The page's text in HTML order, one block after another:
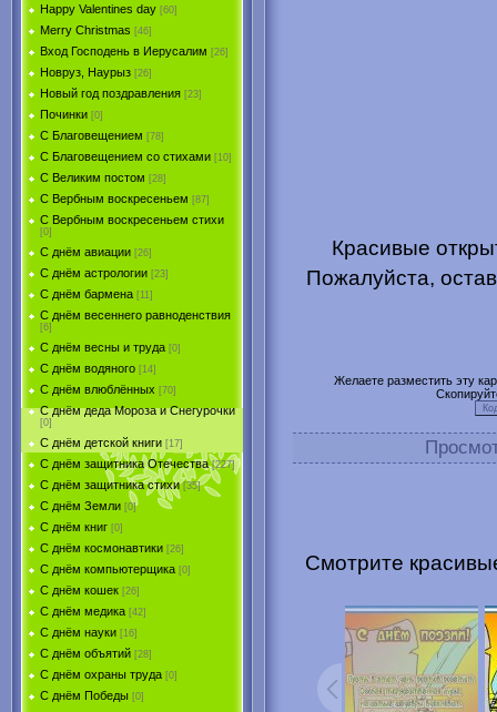
Happy Valentines day [60]
Merry Christmas [46]
Вход Господень в Иерусалим [26]
Новруз, Наурыз [26]
Новый год поздравления [23]
Починки [0]
С Благовещением [78]
С Благовещением со стихами [10]
С Великим постом [28]
С Вербным воскресеньем [87]
С Вербным воскресеньем стихи
[0]
С днём авиации [26]
С днём астрологии [23]
С днём бармена [11]
С днём весеннего равноденствия
[6]
С днём весны и труда [0]
С днём водяного [14]
С днём влюблённых [70]
С днём деда Мороза и Снегурочки
[0]
С днём детской книги [17]
С днём защитника Отечества [227]
С днём защитника стихи [35]
С днём Земли [0]
С днём книг [0]
С днём космонавтики [26]
С днём компьютерщика [0]
С днём кошек [26]
С днём медика [42]
С днём науки [16]
С днём объятий [28]
С днём охраны труда [0]
С днём Победы [0]
Красивые
Пожалуйста,
Желаете разместить эту
Смотрите